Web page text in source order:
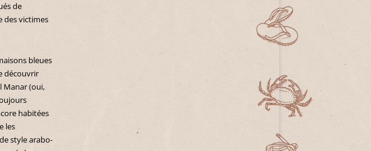
de
des victimes
bleues
découvrir
Manar (oui,
habitées
les
style arabo-